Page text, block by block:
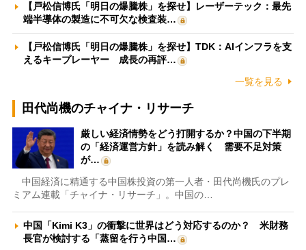
【戸松信博氏「明日の爆騰株」を探せ】レーザーテック：最先
端半導体の製造に不可欠な検査装…
【戸松信博氏「明日の爆騰株」を探せ】TDK：AIインフラを支
えるキープレーヤー 成長の再評…
一覧を見る
田代尚機のチャイナ・リサーチ
厳しい経済情勢をどう打開するか？中国の下半期
の「経済運営方針」を読み解く 需要不足対策
が…
中国経済に精通する中国株投資の第一人者・田代尚機氏のプレ
ミアム連載「チャイナ・リサーチ」。中国の…
中国「Kimi K3」の衝撃に世界はどう対応するのか？ 米財務
長官が検討する「蒸留を行う中国…